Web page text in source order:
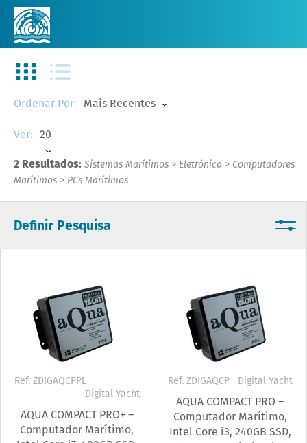
Definir Pesquisa
Ordenar Por: Mais Recentes
Ver: 20
2 Resultados: Sistemas Marítimos > Eletrónica > Computadores
Marítimos > PCs Marítimos
Ref. ZDIGAQCPPL
Digital Yacht
AQUA COMPACT PRO+ –
Computador Marítimo,
Ref. ZDIGAQCP Digital Yacht
AQUA COMPACT PRO –
Computador Marítimo,
Intel Core i3, 240GB SSD,